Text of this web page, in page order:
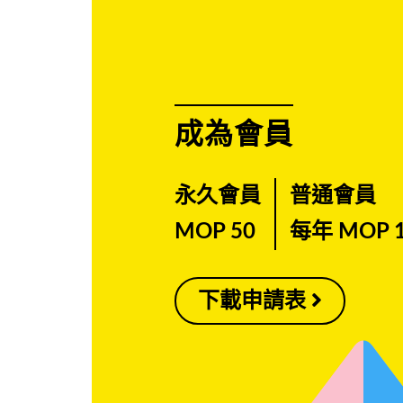
成為會員
永久會員
MOP 50
普通會員
每年 MOP
下載申請表